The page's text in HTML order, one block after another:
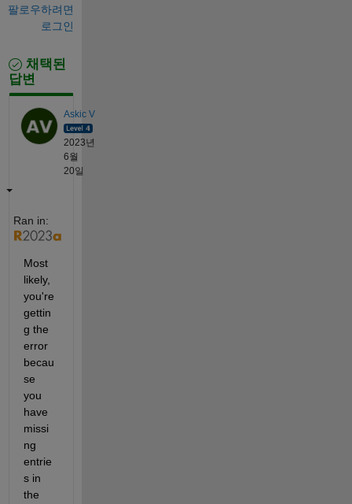
팔로우하려면
로그인
채택된
답변
Askic V
2023년
6월
20일
Ran in:
Most
likely,
you're
gettin
g the
error
becau
se
you
have
missi
ng
entrie
s in
the